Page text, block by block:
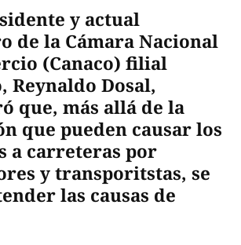
y actual
de la Cámara Nacional
(Canaco) filial
Reynaldo Dosal,
que, más allá de la
que pueden causar los
a carreteras por
y transporitstas, se
las causas de